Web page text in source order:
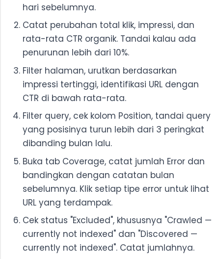
hari sebelumnya.
Catat perubahan total klik, impressi, dan
rata-rata CTR organik. Tandai kalau ada
penurunan lebih dari 10%.
Filter halaman, urutkan berdasarkan
impressi tertinggi, identifikasi URL dengan
CTR di bawah rata-rata.
Filter query, cek kolom Position, tandai query
yang posisinya turun lebih dari 3 peringkat
dibanding bulan lalu.
Buka tab Coverage, catat jumlah Error dan
bandingkan dengan catatan bulan
sebelumnya. Klik setiap tipe error untuk lihat
URL yang terdampak.
Cek status "Excluded", khususnya "Crawled —
currently not indexed" dan "Discovered —
currently not indexed". Catat jumlahnya.